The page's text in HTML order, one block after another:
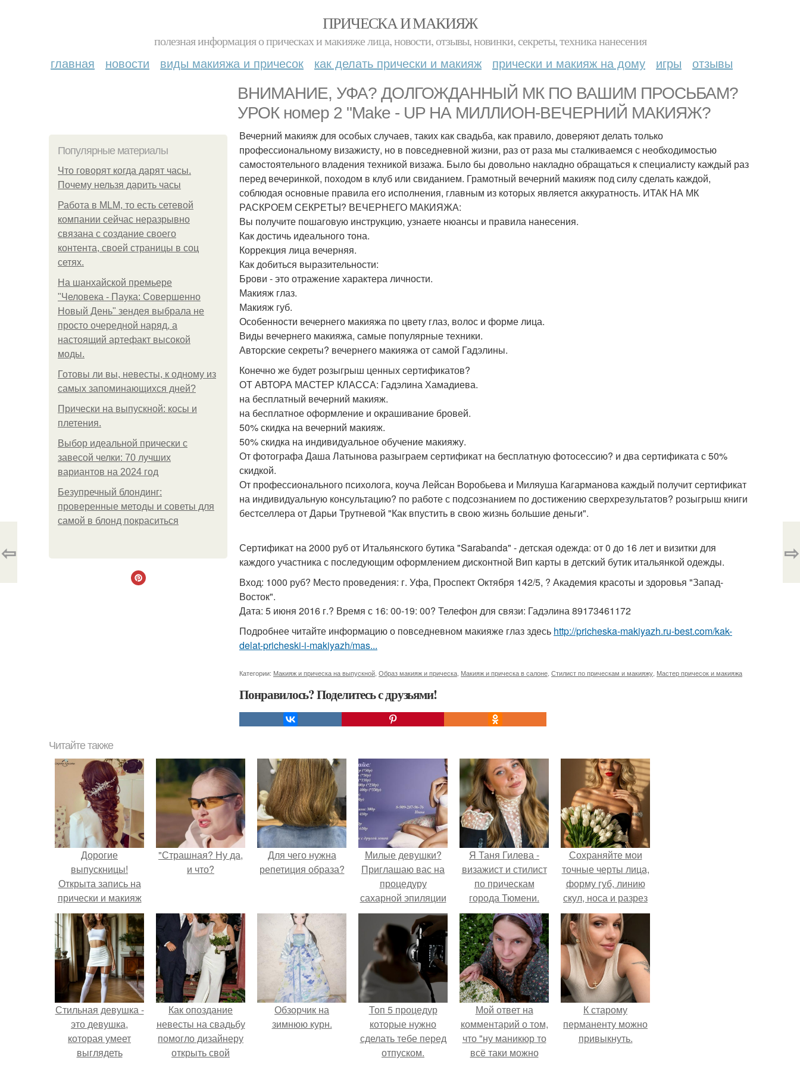
ПРИЧЕСКА И МАКИЯЖ
полезная информация о прическах и макияже лица, новости, отзывы, новинки, секреты, техника нанесения
главная новости виды макияжа и причесок как делать прически и макияж прически и макияж на дому игры отзывы
ВНИМАНИЕ, УФА? ДОЛГОЖДАННЫЙ МК ПО ВАШИМ ПРОСЬБАМ?
УРОК номер 2 "Make - UP НА МИЛЛИОН-ВЕЧЕРНИЙ МАКИЯЖ?
Популярные материалы
Что говорят когда дарят часы.
Почему нельзя дарить часы
Работа в MLM, то есть сетевой
компании сейчас неразрывно
связана с создание своего
контента, своей страницы в соц
сетях.
На шанхайской премьере
"Человека - Паука: Совершенно
Новый День" зендея выбрала не
просто очередной наряд, а
настоящий артефакт высокой
моды.
Готовы ли вы, невесты, к одному из
самых запоминающихся дней?
Прически на выпускной: косы и
плетения.
Выбор идеальной прически с
завесой челки: 70 лучших
вариантов на 2024 год
Безупречный блондинг:
проверенные методы и советы для
самой в блонд покраситься
Вечерний макияж для особых случаев, таких как свадьба, как правило, доверяют делать только
профессиональному визажисту, но в повседневной жизни, раз от раза мы сталкиваемся с необходимостью
самостоятельного владения техникой визажа. Было бы довольно накладно обращаться к специалисту каждый раз
перед вечеринкой, походом в клуб или свиданием. Грамотный вечерний макияж под силу сделать каждой,
соблюдая основные правила его исполнения, главным из которых является аккуратность. ИТАК НА МК
РАСКРОЕМ СЕКРЕТЫ? ВЕЧЕРНЕГО МАКИЯЖА:
Вы получите пошаговую инструкцию, узнаете нюансы и правила нанесения.
Как достичь идеального тона.
Коррекция лица вечерняя.
Как добиться выразительности:
Брови - это отражение характера личности.
Макияж глаз.
Макияж губ.
Особенности вечернего макияжа по цвету глаз, волос и форме лица.
Виды вечернего макияжа, самые популярные техники.
Авторские секреты? вечернего макияжа от самой Гадэлины.
Конечно же будет розыгрыш ценных сертификатов?
ОТ АВТОРА МАСТЕР КЛАССА: Гадэлина Хамадиева.
на бесплатный вечерний макияж.
на бесплатное оформление и окрашивание бровей.
50% скидка на вечерний макияж.
50% скидка на индивидуальное обучение макияжу.
От фотографа Даша Латынова разыграем сертификат на бесплатную фотосессию? и два сертификата с 50%
скидкой.
От профессионального психолога, коуча Лейсан Воробьева и Миляуша Кагарманова каждый получит сертификат
на индивидуальную консультацию? по работе с подсознанием по достижению сверхрезультатов? розыгрыш книги
бестселлера от Дарьи Трутневой "Как впустить в свою жизнь большие деньги".
Сертификат на 2000 руб от Итальянского бутика "Sarabanda" - детская одежда: от 0 до 16 лет и визитки для
каждого участника с последующим оформлением дисконтной Вип карты в детский бутик итальянкой одежды.
Вход: 1000 руб? Место проведения: г. Уфа, Проспект Октября 142/5, ? Академия красоты и здоровья "Запад-
Восток".
Дата: 5 июня 2016 г.? Время с 16: 00-19: 00? Телефон для связи: Гадэлина 89173461172
Подробнее читайте информацию о повседневном макияже глаз здесь http://pricheska-makiyazh.ru-best.com/kak-
delat-pricheski-i-makiyazh/mas...
Категории: Макияж и прическа на выпускной Образ макияж и прическа Макияж и прическа в салоне Стилист по прическам и макияжу Мастер причесок и макияжа
Понравилось? Поделитесь с друзьями!
⇦ ⇨
Читайте также
Дорогие
выпускницы!
Открыта запись на
прически и макияж
к выпускному 2016!
"Страшная? Ну да,
и что?
Для чего нужна
репетиция образа?
Милые девушки?
Приглашаю вас на
процедуру
сахарной эпиляции
(шугаринг.
Я Таня Гилева -
визажист и стилист
по прическам
города Тюмени.
Сохраняйте мои
точные черты лица,
форму губ, линию
скул, носа и разрез
глаз.
Стильная девушка -
это девушка,
которая умеет
выглядеть
Как опоздание
невесты на свадьбу
помогло дизайнеру
открыть свой
Обзорчик на
зимнюю курн.
Топ 5 процедур
которые нужно
сделать тебе перед
отпуском.
Мой ответ на
комментарий о том,
что "ну маникюр то
всё таки можно
К старому
перманенту можно
привыкнуть.